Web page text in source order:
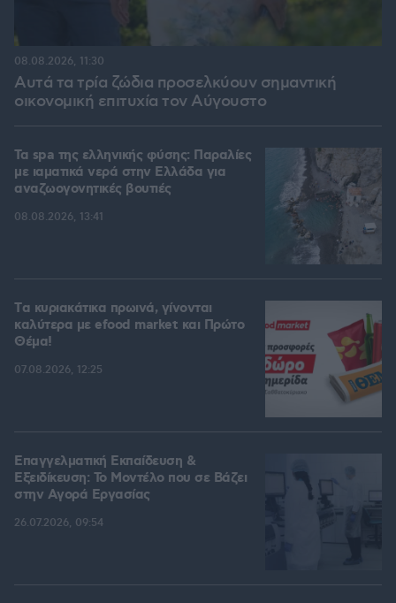
Αυτά τα τρία ζώδια προσελκύουν σημαντική
οικονομική επιτυχία τον Αύγουστο
08.08.2026, 11:30
Τα spa της ελληνικής φύσης: Παραλίες
με ιαματικά νερά στην Ελλάδα για
αναζωογονητικές βουτιές
08.08.2026, 13:41
Tα κυριακάτικα πρωινά, γίνονται
καλύτερα με efood market και Πρώτο
Θέμα!
07.08.2026, 12:25
Επαγγελματική Εκπαίδευση &
Εξειδίκευση: Το Mοντέλο που σε Bάζει
στην Aγορά Eργασίας
26.07.2026, 09:54